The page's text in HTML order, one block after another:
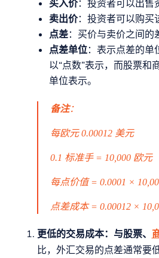
买入价：投资者可以出售
卖出价：投资者可以购买
点差：买价与卖价之间的
点差单位：表示点差的单
以“点数”表示，而股票和
单位表示。
备注：
每欧元 0.00012 美元
0.1 标准手 = 10,000 欧元
每点价值 = 0.0001 ×
点差成本 = 0.00012 ×
更低的交易成本：与股票、
比，外汇交易的点差通常要